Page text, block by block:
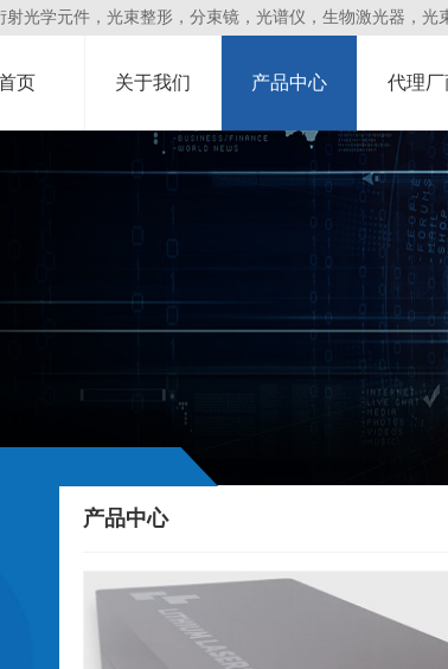
光学元件，光束整形，分束镜，光谱仪，生物激光器，光
页 关于我们 产品中心 代理厂
产品中心